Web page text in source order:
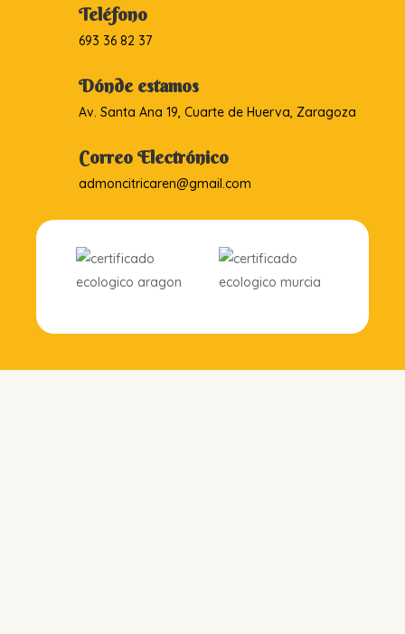
Teléfono
693 36 82 37
Dónde estamos
Av. Santa Ana 19, Cuarte de Huerva, Zaragoza
Correo Electrónico
admoncitricaren@gmail.com